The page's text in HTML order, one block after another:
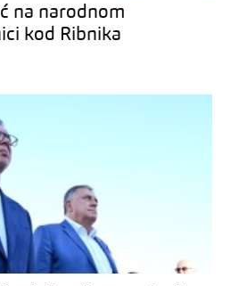
na narodnom
kod Ribnika